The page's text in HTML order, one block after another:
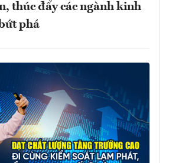
thúc đẩy các ngành kinh
phá